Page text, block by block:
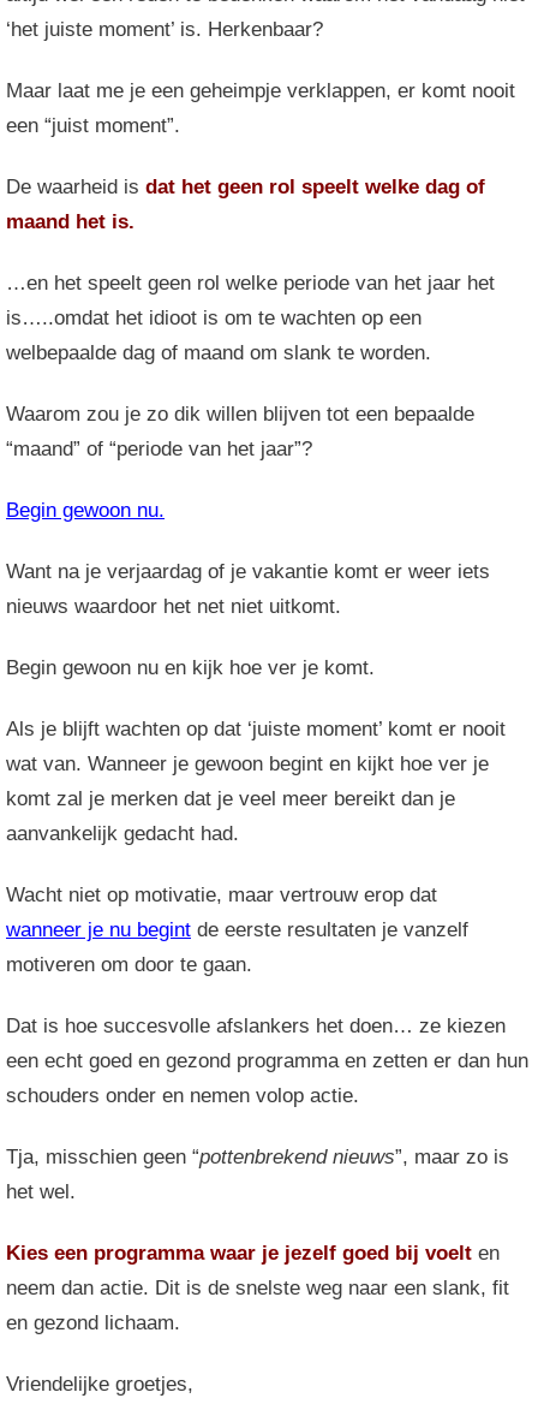
‘het juiste moment’ is. Herkenbaar?
Maar laat me je een geheimpje verklappen, er komt nooit
een “juist moment”.
De waarheid is dat het geen rol speelt welke dag of
maand het is.
…en het speelt geen rol welke periode van het jaar het
is…..omdat het idioot is om te wachten op een
welbepaalde dag of maand om slank te worden.
Waarom zou je zo dik willen blijven tot een bepaalde
“maand” of “periode van het jaar”?
Begin gewoon nu.
Want na je verjaardag of je vakantie komt er weer iets
nieuws waardoor het net niet uitkomt.
Begin gewoon nu en kijk hoe ver je komt.
Als je blijft wachten op dat ‘juiste moment’ komt er nooit
wat van. Wanneer je gewoon begint en kijkt hoe ver je
komt zal je merken dat je veel meer bereikt dan je
aanvankelijk gedacht had.
Wacht niet op motivatie, maar vertrouw erop dat
wanneer je nu begint de eerste resultaten je vanzelf
motiveren om door te gaan.
Dat is hoe succesvolle afslankers het doen… ze kiezen
een echt goed en gezond programma en zetten er dan hun
schouders onder en nemen volop actie.
Tja, misschien geen “pottenbrekend nieuws”, maar zo is
het wel.
Kies een programma waar je jezelf goed bij voelt en
neem dan actie. Dit is de snelste weg naar een slank, fit
en gezond lichaam.
Vriendelijke groetjes,